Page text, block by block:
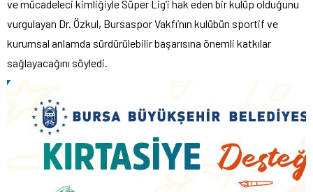
ve mücadeleci kimliğiyle Süper Lig’i hak eden bir kulüp olduğunu
vurgulayan Dr. Özkul, Bursaspor Vakfı’nın kulübün sportif ve
kurumsal anlamda sürdürülebilir başarısına önemli katkılar
sağlayacağını söyledi.